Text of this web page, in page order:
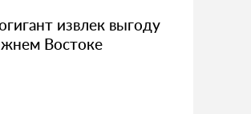
извлек выгоду
Востоке